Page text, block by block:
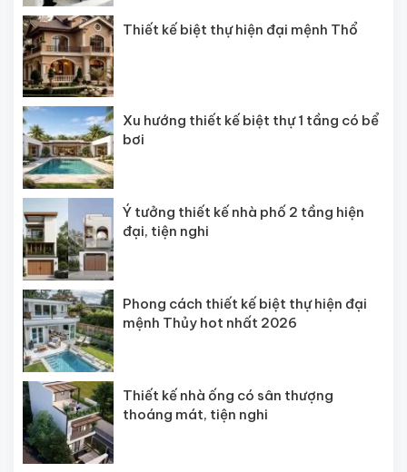
Thiết kế biệt thự hiện đại mệnh Thổ
Xu hướng thiết kế biệt thự 1 tầng có bể
bơi
Ý tưởng thiết kế nhà phố 2 tầng hiện
đại, tiện nghi
Phong cách thiết kế biệt thự hiện đại
mệnh Thủy hot nhất 2026
Thiết kế nhà ống có sân thượng
thoáng mát, tiện nghi